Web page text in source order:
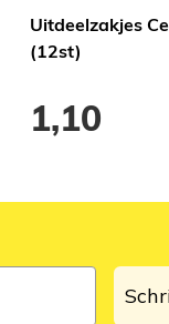
Uitdeelzakjes
(12st)
1,10